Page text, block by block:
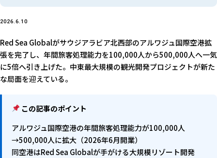
2026.6.10
Red Sea Globalがサウジアラビア北西部のアルワジュ国際空港拡
張を完了し、年間旅客処理能力を100,000人から500,000人へ一気
に5倍へ引き上げた。中東最大規模の観光開発プロジェクトが新た
な局面を迎えている。
この記事のポイント
アルワジュ国際空港の年間旅客処理能力が100,000人
→500,000人に拡大（2026年6月開業）
同空港はRed Sea Globalが手がける大規模リゾート開発